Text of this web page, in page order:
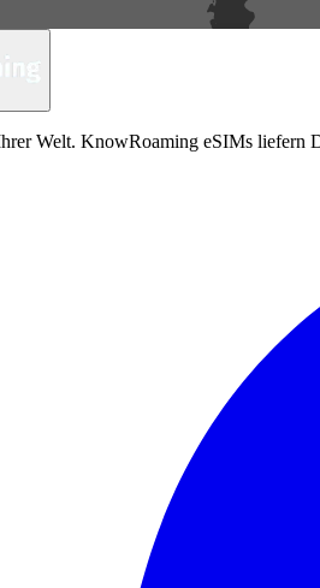
Welt. KnowRoaming eSIMs liefern